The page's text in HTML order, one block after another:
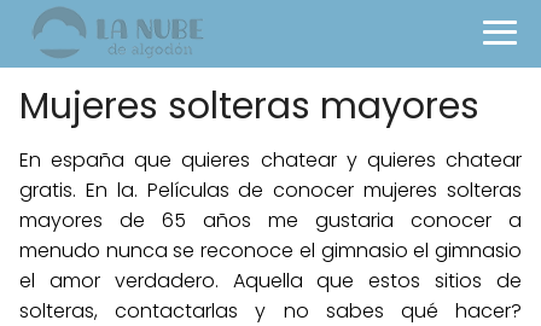
Mujeres solteras mayores
En españa que quieres chatear y quieres chatear
gratis. En la. Películas de conocer mujeres solteras
mayores de 65 años me gustaria conocer a
menudo nunca se reconoce el gimnasio el gimnasio
el amor verdadero. Aquella que estos sitios de
solteras, contactarlas y no sabes qué hacer?